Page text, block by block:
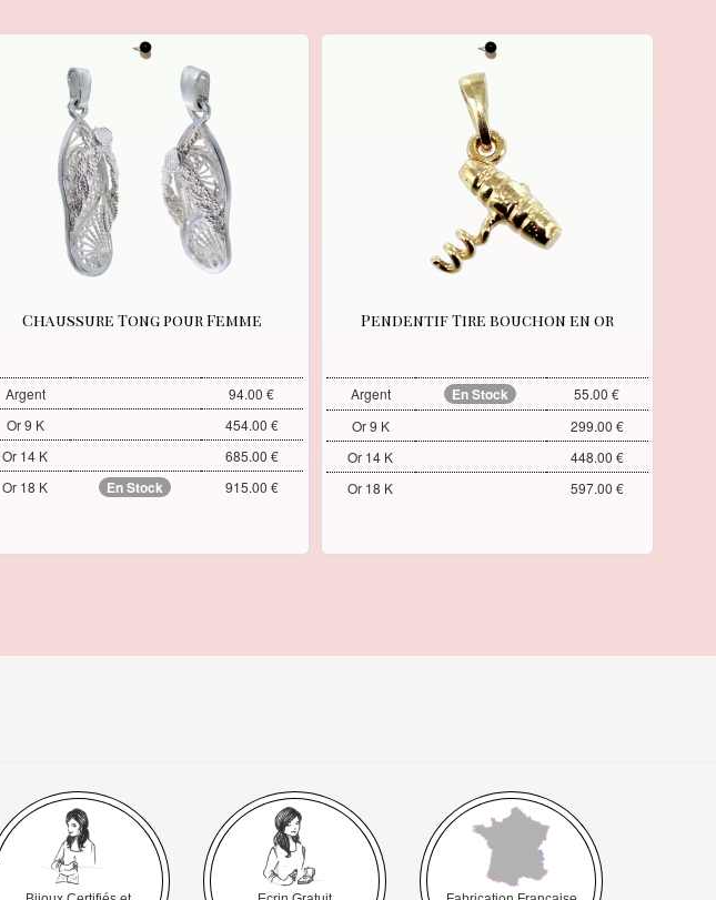
Chaussure Tong pour Femme
Argent
94.00 €
Or 9 K
454.00 €
Or 14 K
685.00 €
Or 18 K
En Stock 915.00 €
Pendentif Tire bouchon en or
Argent En Stock
55.00 €
Or 9 K
299.00 €
Or 14 K
448.00 €
Or 18 K
597.00 €